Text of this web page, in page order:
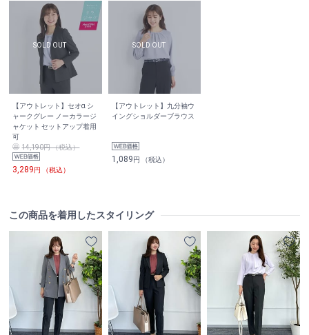
【アウトレット】セオα シ
ャークグレー ノーカラージ
ャケット セットアップ着用
可
14,190円 （税込）
3,289円 （税込）
【アウトレット】九分袖ウ
イングショルダーブラウス
1,089円 （税込）
この商品を着用したスタイリング